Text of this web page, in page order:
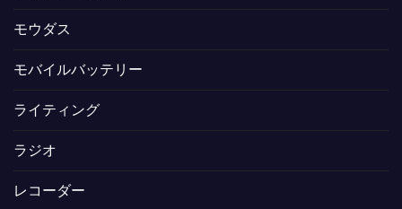
モウダス
モバイルバッテリー
ライティング
ラジオ
レコーダー